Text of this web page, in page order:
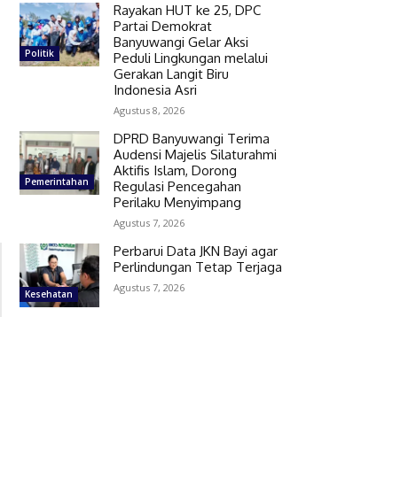
Politik
Rayakan HUT ke 25, DPC
Partai Demokrat
Banyuwangi Gelar Aksi
Peduli Lingkungan melalui
Gerakan Langit Biru
Indonesia Asri
Agustus 8, 2026
Pemerintahan
DPRD Banyuwangi Terima
Audensi Majelis Silaturahmi
Aktifis Islam, Dorong
Regulasi Pencegahan
Perilaku Menyimpang
Agustus 7, 2026
Kesehatan
Perbarui Data JKN Bayi agar
Perlindungan Tetap Terjaga
Agustus 7, 2026